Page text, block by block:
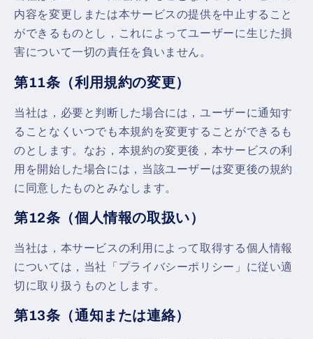
内容を変更しまたは本サービスの提供を中止すること
ができるものとし，これによってユーザーに生じた損
害について一切の責任を負いません。
第11条（利用規約の変更）
当社は，必要と判断した場合には，ユーザーに通知す
ることなくいつでも本規約を変更することができるも
のとします。なお，本規約の変更後，本サービスの利
用を開始した場合には，当該ユーザーは変更後の規約
に同意したものとみなします。
第12条（個人情報の取扱い）
当社は，本サービスの利用によって取得する個人情報
については，当社「プライバシーポリシー」に従い適
切に取り扱うものとします。
第13条（通知または連絡）